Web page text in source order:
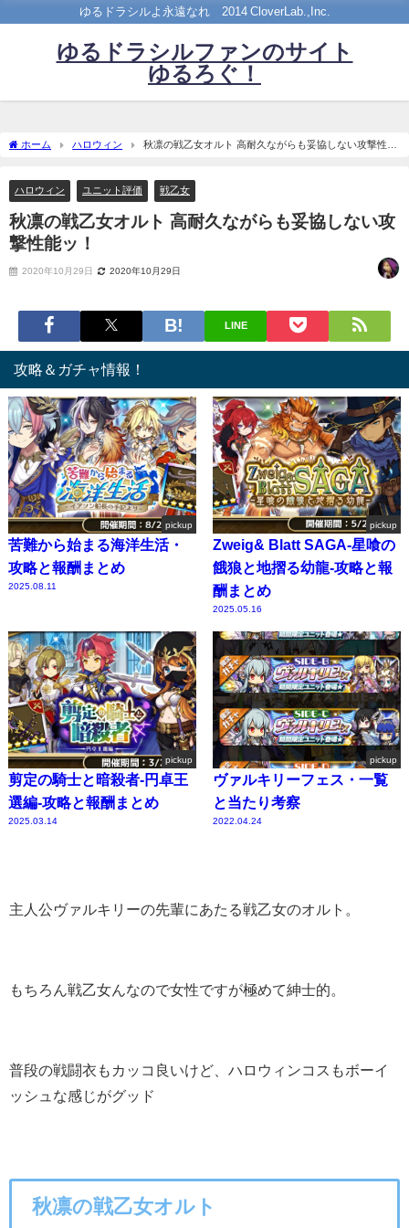
ゆるドラシルよ永遠なれ©2014 CloverLab.,Inc.
ゆるドラシルファンのサイト
ゆるろぐ！
ホーム ハロウィン
秋凛の戦乙女オルト 高耐久ながらも妥協しない攻撃性能
ハロウィン ユニット評価 戦乙女
秋凛の戦乙女オルト 高耐久ながらも妥協しない攻
撃性能ッ！
2020年10月29日 2020年10月29日
LINE
攻略＆ガチャ情報！
pickup
苦難から始まる海洋生活・
攻略と報酬まとめ
2025.08.11
pickup
Zweig& Blatt SAGA-星喰の
餓狼と地摺る幼龍-攻略と報
酬まとめ
2025.05.16
pickup
剪定の騎士と暗殺者-円卓王
選編-攻略と報酬まとめ
2025.03.14
pickup
ヴァルキリーフェス・一覧
と当たり考察
2022.04.24
主人公ヴァルキリーの先輩にあたる戦乙女のオルト。
もちろん戦乙女んなので女性ですが極めて紳士的。
普段の戦闘衣もカッコ良いけど、ハロウィンコスもボーイ
ッシュな感じがグッド
秋凛の戦乙女オルト